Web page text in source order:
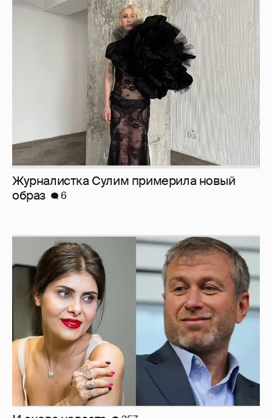
Журналистка Сулим примерила новый
И снова невеста 357